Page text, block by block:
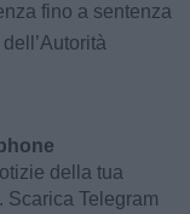
fino a sentenza
della tua
Scarica Telegram